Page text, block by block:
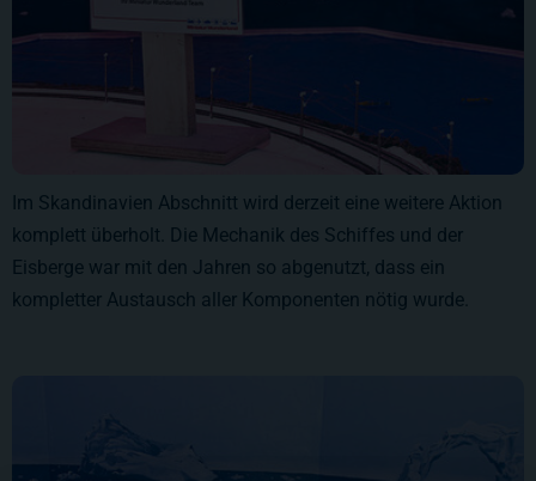
Im Skandinavien Abschnitt wird derzeit eine weitere Aktion
komplett überholt. Die Mechanik des Schiffes und der
Eisberge war mit den Jahren so abgenutzt, dass ein
kompletter Austausch aller Komponenten nötig wurde.